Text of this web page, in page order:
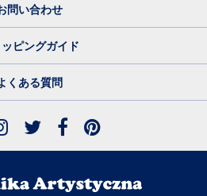
問い合わせ
ッピングガイド
くある質問